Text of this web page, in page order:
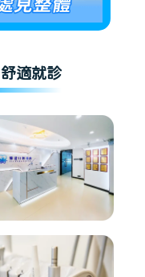
適就診